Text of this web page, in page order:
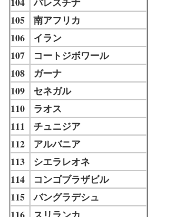
105
南アフリカ
106
イラン
107
コートジボワール
108
ガーナ
109
セネガル
110
ラオス
111
チュニジア
112
アルバニア
113
シエラレオネ
114
コンゴブラザビル
115
バングラデシュ
116
スリランカ